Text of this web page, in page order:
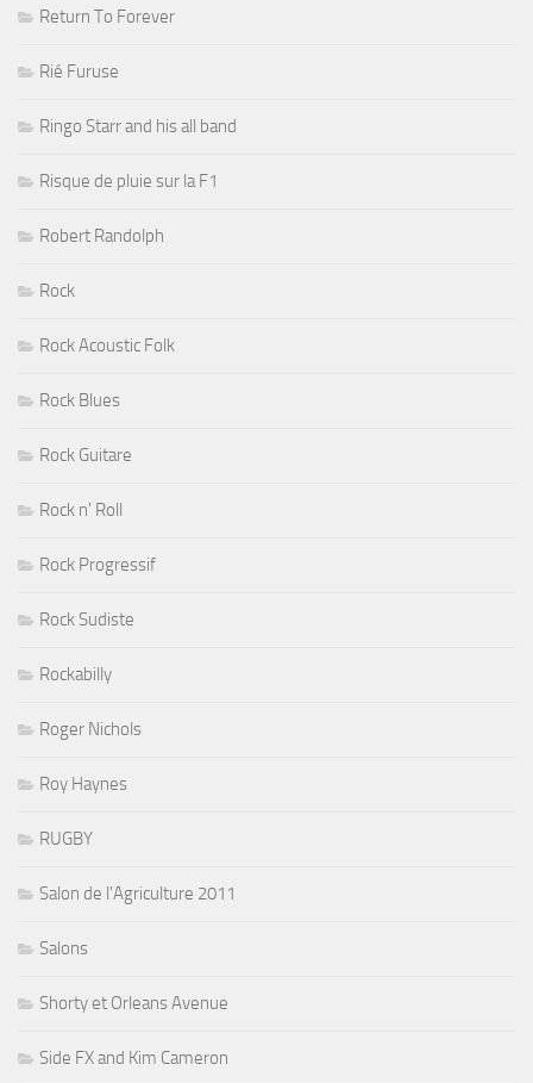
Return To Forever
Rié Furuse
Ringo Starr and his all band
Risque de pluie sur la F1
Robert Randolph
Rock
Rock Acoustic Folk
Rock Blues
Rock Guitare
Rock n' Roll
Rock Progressif
Rock Sudiste
Rockabilly
Roger Nichols
Roy Haynes
RUGBY
Salon de l'Agriculture 2011
Salons
Shorty et Orleans Avenue
Side FX and Kim Cameron